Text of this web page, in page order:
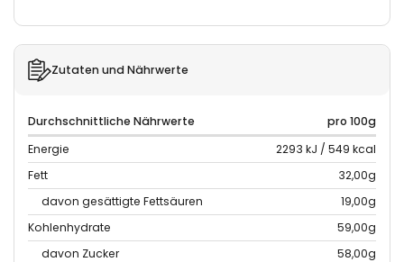
Zutaten und Nährwerte
Durchschnittliche Nährwerte
pro 100g
Energie
2293 kJ / 549 kcal
Fett
32,00g
davon gesättigte Fettsäuren
19,00g
Kohlenhydrate
59,00g
davon Zucker
58,00g